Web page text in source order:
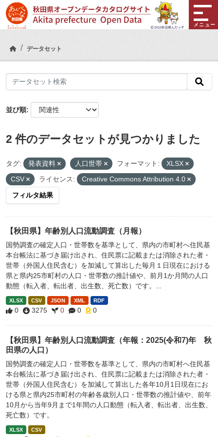
Skip to main content
メニュー
データセット
並び順
2 件のデータセットが見つかりました
タグ: 発表資料 人口世帯 フォーマット:
XLSX
CSV
ライセンス: Creative Commons Attribution 4.0
フィルタ結果
【秋田県】年齢別人口流動調査（月報）
国勢調査の確定人口・世帯数を基準として、県内の市町村へ住民基
本台帳法に基づき届け出され、住民票に記載または消除された者・
世帯（外国人住民含む）を加減して算出した毎月１日現在における
県と県内25市町村の人口・世帯数の推計値や、前月1か月間の人口
動態（転入者、転出者、出生数、死亡数）です。...
XLSX CSV JSON XML RDF
0 3275 0 0 0
【秋田県】年齢別人口流動調査（年報：2025(令和7)年 秋
田県の人口）
国勢調査の確定人口・世帯数を基準として、県内の市町村へ住民基
本台帳法に基づき届け出され、住民票に記載または消除された者・
世帯（外国人住民含む）を加減して算出した各年10月1日現在にお
ける県と県内25市町村の年齢各歳別人口・世帯数の推計値や、前年
10月から当年9月まで1年間の人口動態（転入者、転出者、出生数、
死亡数）です。
XLSX CSV